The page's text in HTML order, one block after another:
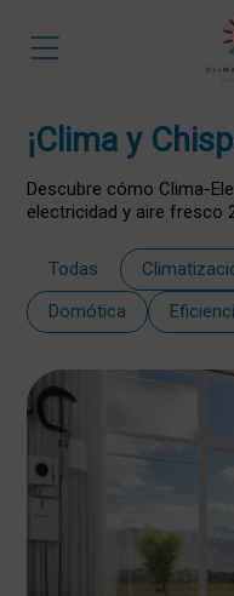
¡Clima y
Descubre cómo Clima-
electricidad y aire fresco
Todas
Domótica